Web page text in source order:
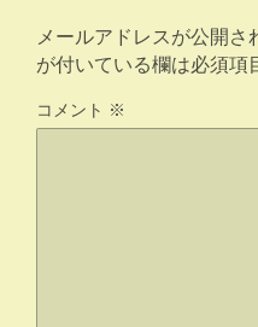
メールアドレスが公開さ
が付いている欄は必須項
コメント ※